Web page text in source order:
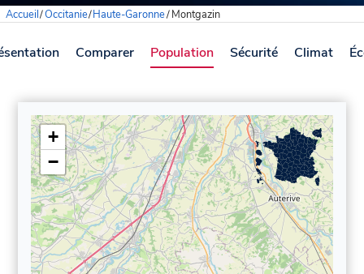
Accueil/Occitanie/Haute-Garonne/Montgazin
Comparer Population Sécurité Climat
+
−